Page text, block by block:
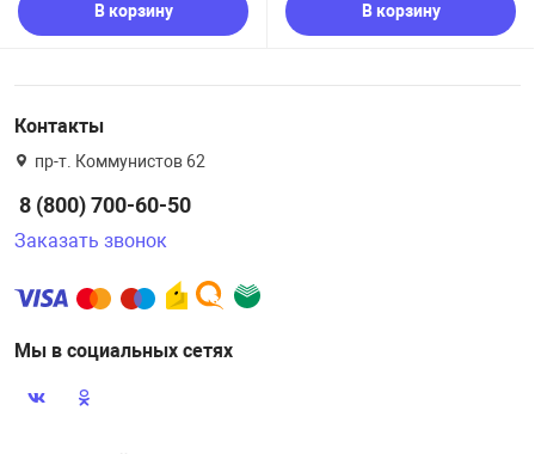
В корзину В корзину
Контакты
пр-т. Коммунистов 62
8 (800) 700-60-50
Заказать звонок
Мы в социальных сетях